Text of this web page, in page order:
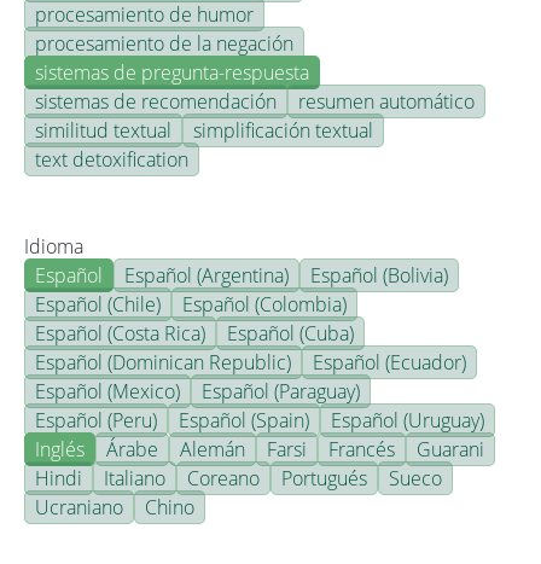
procesamiento de humor
procesamiento de la negación
sistemas de pregunta-respuesta
sistemas de recomendación
resumen automático
similitud textual
simplificación textual
text detoxification
Idioma
Español
Español (Argentina)
Español (Bolivia)
Español (Chile)
Español (Colombia)
Español (Costa Rica)
Español (Cuba)
Español (Dominican Republic)
Español (Ecuador)
Español (Mexico)
Español (Paraguay)
Español (Peru)
Español (Spain)
Español (Uruguay)
Inglés
Árabe Alemán Farsi Francés
Guarani
Hindi
Italiano Coreano Portugués
Sueco
Ucraniano
Chino